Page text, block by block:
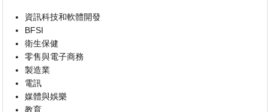
資訊科技和軟體開發
BFSI
衛生保健
零售與電子商務
製造業
電訊
媒體與娛樂
教育